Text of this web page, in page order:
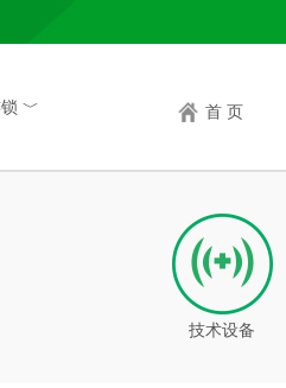
﹀ 首 页
技术设备